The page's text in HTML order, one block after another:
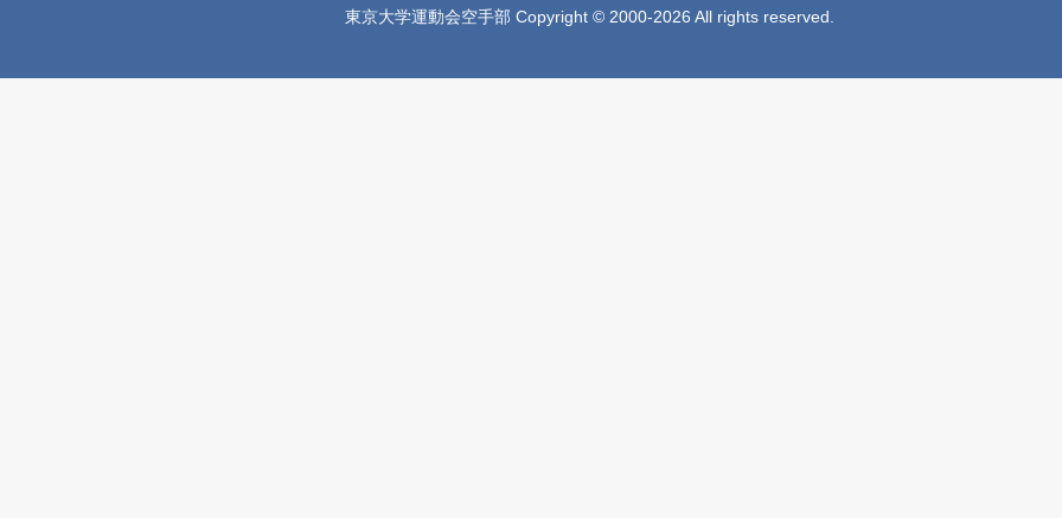
東京大学運動会空手部 Copyright © 2000-2026 All rights reserved.